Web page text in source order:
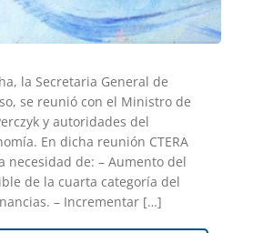
la Secretaria General de
se reunió con el Ministro de
y autoridades del
En dicha reunión CTERA
necesidad de: – Aumento del
de la cuarta categoría del
– Incrementar […]